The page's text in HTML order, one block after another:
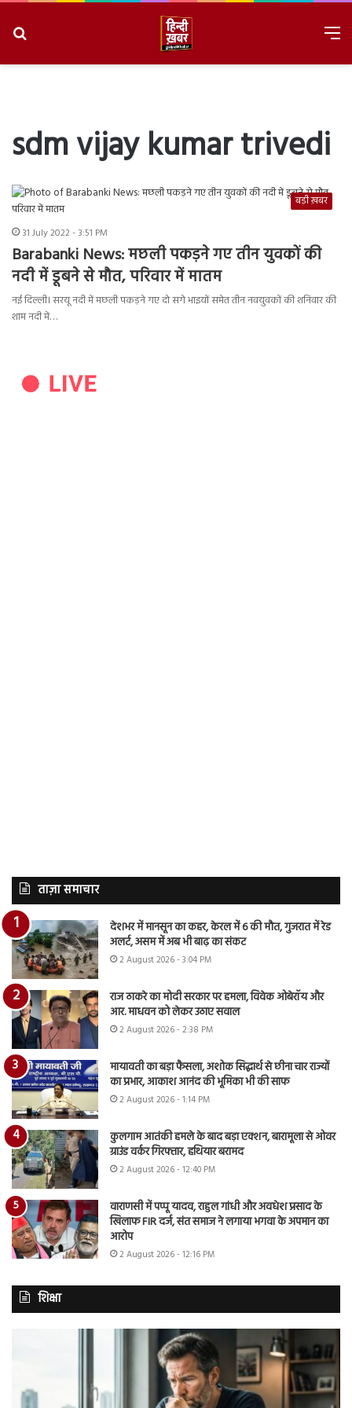
sdm vijay kumar trivedi
बड़ी ख़बर
31 July 2022 - 3:51 PM
Barabanki News: मछली पकड़ने गए तीन युवकों की
नदी में डूबने से मौत, परिवार में मातम
नई दिल्ली। सरयू नदी में मछली पकड़ने गए दो सगे भाइयों समेत तीन नवयुवकों की शनिवार की
शाम नदी में…
ताज़ा समाचार
देशभर में मानसून का कहर, केरल में 6 की मौत, गुजरात में रेड
अलर्ट, असम में अब भी बाढ़ का संकट
2 August 2026 - 3:04 PM
राज ठाकरे का मोदी सरकार पर हमला, विवेक ओबेरॉय और
आर. माधवन को लेकर उठाए सवाल
2 August 2026 - 2:38 PM
मायावती का बड़ा फैसला, अशोक सिद्धार्थ से छीना चार राज्यों
का प्रभार, आकाश आनंद की भूमिका भी की साफ
2 August 2026 - 1:14 PM
कुलगाम आतंकी हमले के बाद बड़ा एक्शन, बारामूला से ओवर
ग्राउंड वर्कर गिरफ्तार, हथियार बरामद
2 August 2026 - 12:40 PM
वाराणसी में पप्पू यादव, राहुल गांधी और अवधेश प्रसाद के
खिलाफ FIR दर्ज, संत समाज ने लगाया भगवा के अपमान का
आरोप
2 August 2026 - 12:16 PM
शिक्षा